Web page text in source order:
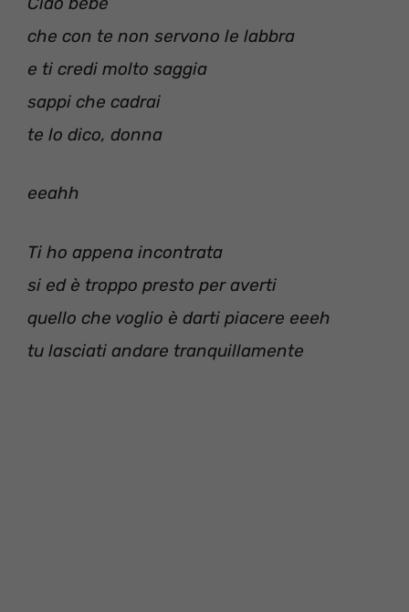
che con te non servono le labbra
e ti credi molto saggia
sappi che cadrai
te lo dico, donna
eeahh
Ti ho appena incontrata
si ed è troppo presto per averti
quello che voglio è darti piacere eeeh
tu lasciati andare tranquillamente